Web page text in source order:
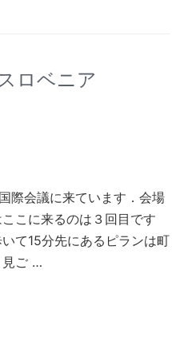
ロベニア
際会議に来ています．会場
こに来るのは３回目です
て15分先にあるピランは町
見ご …